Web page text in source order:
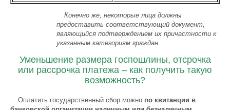
Конечно же, некоторые лица должны
предоставить соответствующий документ,
являющийся подтверждением их причастности к
указанным категориям граждан.
Уменьшение размера госпошлины, отсрочка
или рассрочка платежа – как получить такую
возможность?
Оплатить государственный сбор можно по квитанции в